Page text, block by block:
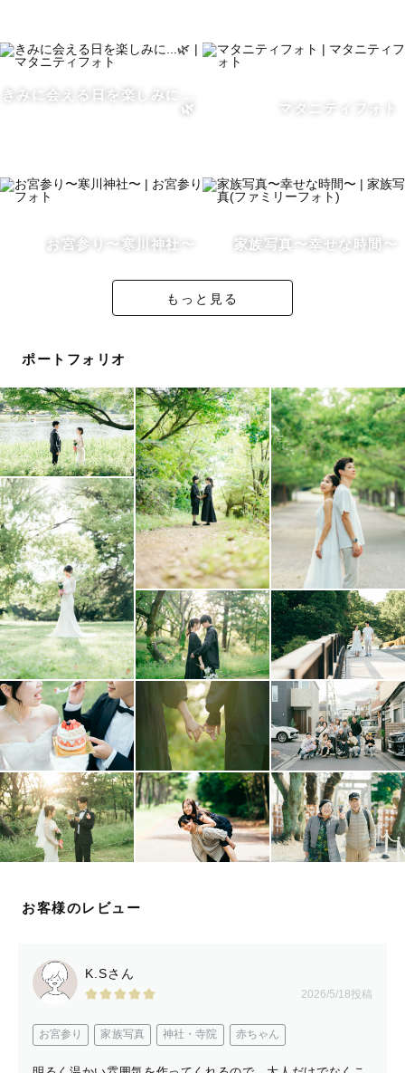
大切な人と手をつないだ時のぬくもり。
一緒に笑い合った瞬間。
おいしいご飯を食べたときの幸せ。
「あたたかさ」や「愛おしさ」
あの時の記憶や温度感を
写真の持つ素敵な力だと私は思っています。
その日見た景色や笑顔、
心で感じた「あたたかな記憶」や「ぬくもり」を
” 写真 ”というカタチにして、
より多くの方にお届けします。
『　撮影について　』
安心して当日をお迎えできるよう、
LINEやzoomでの丁寧なヒアリングを心がけています。
「撮影が初めてで不安」
「こんなイメージの写真を撮ってほしい」
「こういう想いがあって依頼した」
など些細なことでも、お気軽にご相談ください！
一緒にイメージを共有・相談しながら、
ご希望に沿って自然な表情や大切な人との
素敵な表情を残していきたいと思っています！
『　対応エリア　』
きみに会える日を楽しみに...
🌿
マタニティフォト
お宮参り〜寒川神社〜 家族写真〜幸せな時間〜
もっと見る
ポートフォリオ
お客様のレビュー
K.Sさん
2026/5/18投稿
お宮参り 家族写真 神社・寺院 赤ちゃん